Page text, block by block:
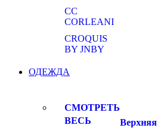
CC
CORLEANI
CROQUIS
BY JNBY
ОДЕЖДА
СМОТРЕТЬ
ВЕСЬ
Верхняя